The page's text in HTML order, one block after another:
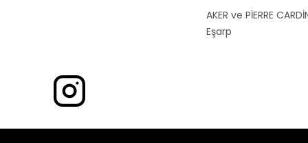
AKER ve PİERRE
Eşarp